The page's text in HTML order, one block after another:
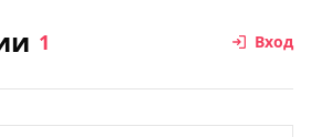
1 Вход